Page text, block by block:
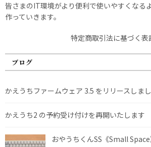
皆さまのIT環境がより便利で使いやすくなる
作っていきます。
特定商取引法に基づく表
ブログ
かえうちファームウェア 3.5 をリリースしま
かえうち2 の予約受け付けを再開いたします
おやうちくんSS《Small